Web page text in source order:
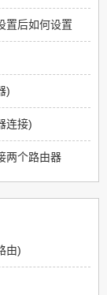
置后如何设置
)
连接)
两个路由器
由)